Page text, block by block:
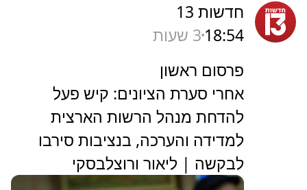
חדשות 13
18:54 3 שעות
פרסום ראשון
אחרי סערת הציונים: קיש פעל
להדחת מנהל הרשות הארצית
למדידה והערכה, בנציבות סירבו
לבקשה | ליאור ורוצלבסקי